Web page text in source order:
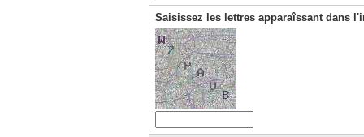
Saisissez les lettres apparaîssant dans